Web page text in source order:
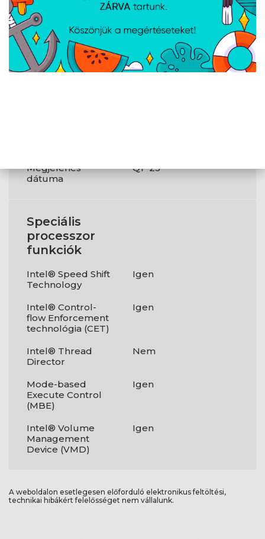
Tömeg és
méretek
A processzor
45 x 37.5
Megjelenés
dátuma
Q1`23
Speciális
processzor
funkciók
Intel® Speed Shift
Technology
Igen
Intel® Control-
flow Enforcement
technológia (CET)
Igen
Intel® Thread
Director
Nem
Mode-based
Execute Control
(MBE)
Igen
Intel® Volume
Management
Device (VMD)
Igen
A weboldalon esetlegesen előforduló elektronikus feltöltési,
technikai hibákért felelősséget nem vállalunk.